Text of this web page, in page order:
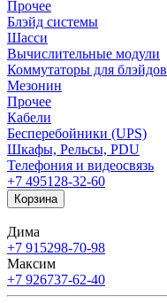
Прочее
Блэйд системы
Шасси
Вычислительные модули
Коммутаторы для блэйдов
Мезонин
Прочее
Кабели
Бесперебойники (UPS)
Шкафы, Рельсы, PDU
Телефония и видеосвязь
+7 495128-32-60
Корзина
Дима
+7 915298-70-98
Максим
+7 926737-62-40